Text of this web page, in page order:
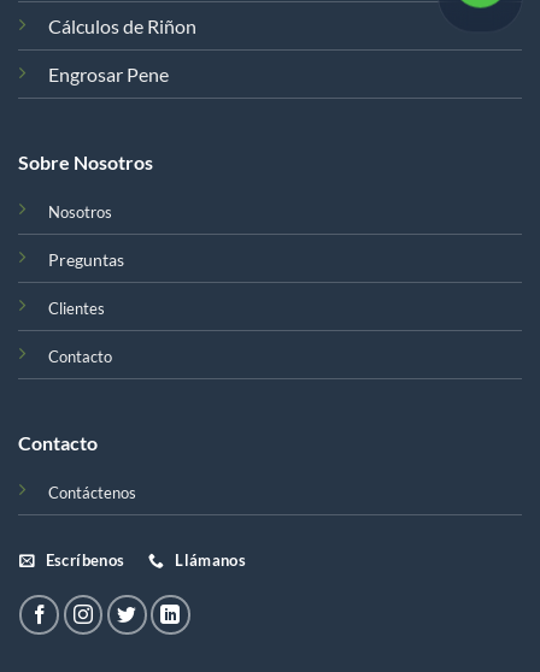
Cálculos de Riñon
Engrosar Pene
Sobre Nosotros
Nosotros
Preguntas
Clientes
Contacto
Contacto
Contáctenos
Escríbenos Llámanos